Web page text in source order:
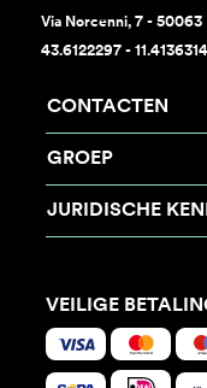
Via Norcenni, 7 - 50063
43.6122297 - 11.4136314
CONTACTEN
GROEP
JURIDISCHE
VEILIGE